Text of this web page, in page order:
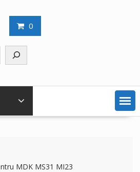
0
MDK MS31 MI23